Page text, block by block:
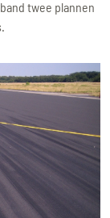
twee plannen